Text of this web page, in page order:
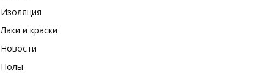
Изоляция
Лаки и краски
Новости
Полы